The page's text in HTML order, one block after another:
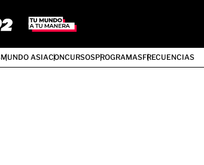
MUNDO ASIACONCURSOSPROGRAMASFRECUENCIAS